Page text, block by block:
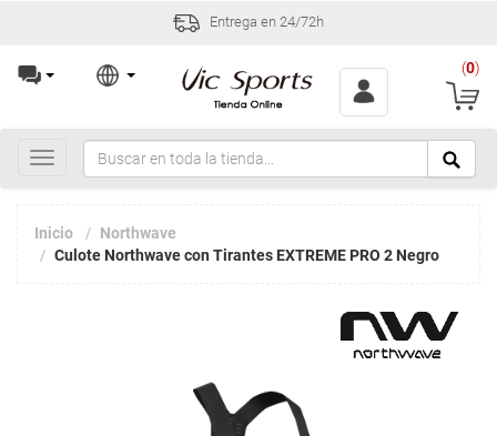
Entrega en 24/72h
(0)
Toggle
navigation
Inicio
Northwave
Culote Northwave con Tirantes EXTREME PRO 2 Negro